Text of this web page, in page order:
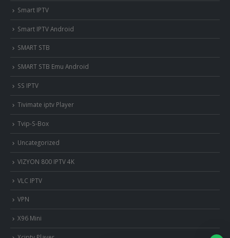
Smart IPTV
Smart IPTV Android
SMART STB
SMART STB Emu Android
SS IPTV
Tivimate iptv Player
Tvip-S-Box
Uncategorized
VIZYON 800 IPTV 4K
VLC IPTV
VPN
X96 Mini